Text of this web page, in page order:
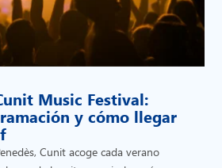
Music Festival:
y cómo llegar
Cunit acoge cada verano